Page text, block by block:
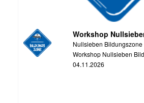
Workshop
Nullsieben Bildungszone
Workshop Nullsieben
04.11.2026